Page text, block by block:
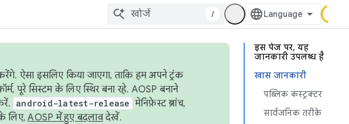
/
इस पेज पर, यह
जानकारी उपलब्ध है
खास जानकारी
पब्लिक कंस्ट्रक्टर
सार्वजनिक तरीके
ऐसा इसलिए किया जाएगा, ताकि हम अपने ट्रंक
सिस्टम के लिए स्थिर बना रहे. AOSP बनाने
android-latest-release मेनिफ़ेस्ट ब्रांच,
लिए,AOSP में हुए बदलावदेखें.